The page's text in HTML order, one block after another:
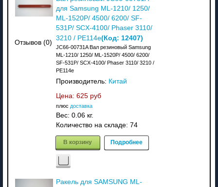
Отзывов (0)
для Samsung ML-1210/ 1250/
ML-1520P/ 4500/ 6200/ SF-
531P/ SCX-4100/ Phaser 3110/
3210 / PE114e(Код: 12407)
JC66-00731A Вал резиновый Samsung
ML-1210/ 1250/ ML-1520P/ 4500/ 6200/
SF-531P/ SCX-4100/ Phaser 3110/ 3210 /
PE114e
Производитель: Китай
Цена: 625 руб
плюс доставка
Вес: 0.06 кг.
Количество на складе: 74
В корзину Подробнее
Ракель для SAMSUNG ML-